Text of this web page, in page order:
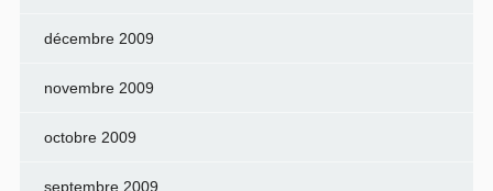
décembre 2009
novembre 2009
octobre 2009
septembre 2009